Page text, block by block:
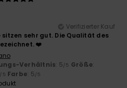
Verifizierter Kauf
sitzen sehr gut. Die Qualität des
❤️
Verhältnis: 5/5 Größe:
/5 Farbe: 5/5